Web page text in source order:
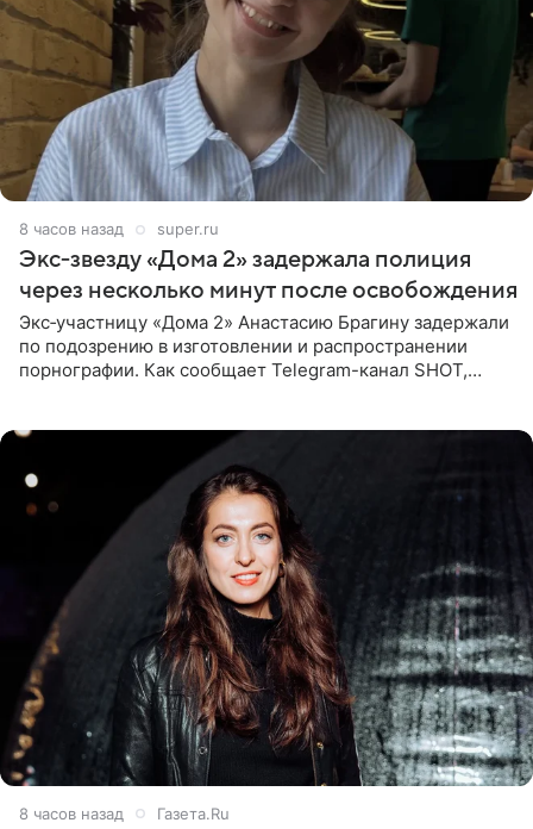
8 часов назад super.ru
Экс‑звезду «Дома 2» задержала полиция
через несколько минут после освобождения
Экс‑участницу «Дома 2» Анастасию Брагину задержали
по подозрению в изготовлении и распространении
порнографии. Как сообщает Telegram-канал SHOT,
8 часов назад Газета.Ru